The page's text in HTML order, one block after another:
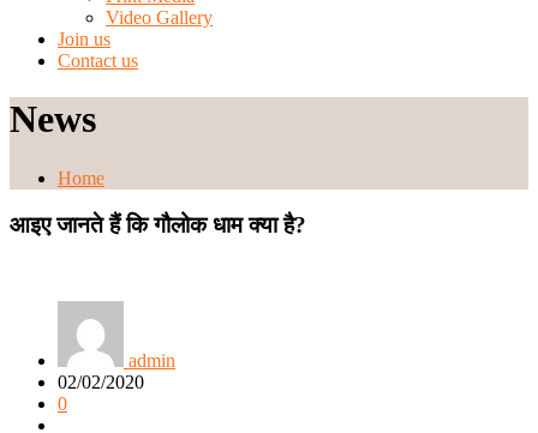
Video Gallery
Join us
Contact us
News
Home
आइए जानते हैं कि गौलोक धाम क्या है?
admin
02/02/2020
0